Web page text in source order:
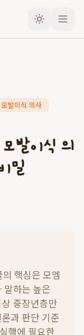
발이식 의사
발이식 의
밀
핵심은 모엠
말하는 높은
중장년층만
과 판단 기준
행에 필요한